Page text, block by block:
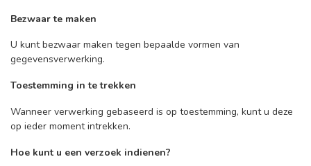
Bezwaar te maken
U kunt bezwaar maken tegen bepaalde vormen van
gegevensverwerking.
Toestemming in te trekken
Wanneer verwerking gebaseerd is op toestemming, kunt u deze
op ieder moment intrekken.
Hoe kunt u een verzoek indienen?